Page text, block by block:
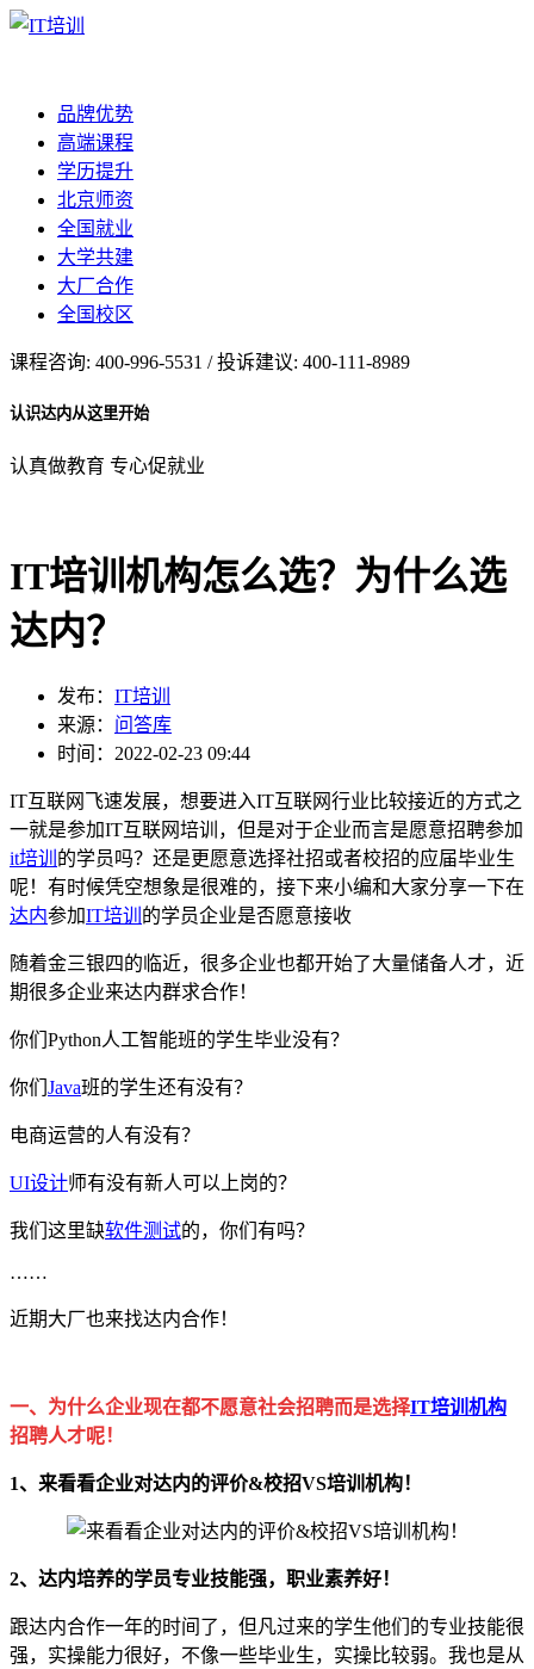
品牌优势
高端课程
学历提升
北京师资
全国就业
大学共建
大厂合作
全国校区
课程咨询: 400-996-5531 / 投诉建议: 400-111-8989
认识达内从这里开始
认真做教育 专心促就业
IT培训机构怎么选？为什么选
达内？
发布： IT培训
来源： 问答库
时间：2022-02-23 09:44
IT互联网飞速发展，想要进入IT互联网行业比较接近的方式之
一就是参加IT互联网培训，但是对于企业而言是愿意招聘参加
it培训 的学员吗？还是更愿意选择社招或者校招的应届毕业生
呢！有时候凭空想象是很难的，接下来小编和大家分享一下在
达内参加IT培训 的学员企业是否愿意接收
随着金三银四的临近，很多企业也都开始了大量储备人才，近
期很多企业来达内群求合作！
你们Python人工智能班的学生毕业没有？
你们 Java班的学生还有没有？
电商运营的人有没有？
UI设计师有没有新人可以上岗的？
我们这里缺软件测试的，你们有吗？
……
近期大厂也来找达内合作！
一、为什么企业现在都不愿意社会招聘而是选择IT培训机构
招聘人才呢！
1、来看看企业对达内的评价&校招VS培训机构！
2、达内培养的学员专业技能强，职业素养好！
跟达内合作一年的时间了，但凡过来的学生他们的专业技能很
强，实操能力很好，不像一些毕业生，实操比较弱。我也是从